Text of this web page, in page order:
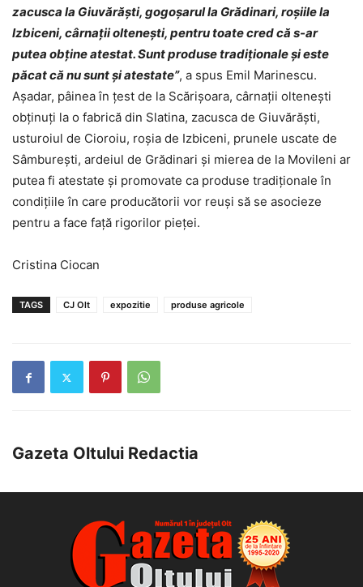
zacusca la Giuvărăşti, gogoşarul la Grădinari, roşiile la
Izbiceni, cârnaţii olteneşti, pentru toate cred că s-ar
putea obţine atestat. Sunt produse tradiționale și este
păcat că nu sunt și atestate”, a spus Emil Marinescu.
Așadar, pâinea în ţest de la Scărişoara, cârnaţii olteneşti
obţinuţi la o fabrică din Slatina, zacusca de Giuvărăşti,
usturoiul de Cioroiu, roşia de Izbiceni, prunele uscate de
Sâmbureşti, ardeiul de Grădinari şi mierea de la Movileni ar
putea fi atestate şi promovate ca produse tradiţionale în
condiţiile în care producătorii vor reuşi să se asocieze
pentru a face faţă rigorilor pieţei.
Cristina Ciocan
TAGS CJ Olt expozitie produse agricole
Gazeta Oltului Redactia